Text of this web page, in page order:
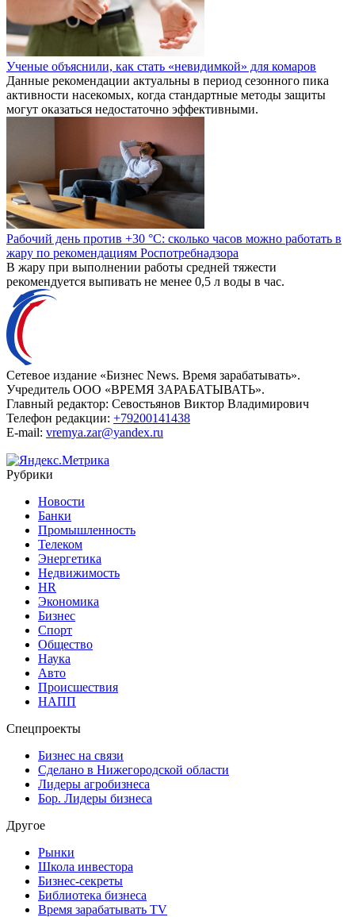
Ученые объяснили, как стать «невидимкой» для комаров
Данные рекомендации актуальны в период сезонного пика
активности насекомых, когда стандартные методы защиты
могут оказаться недостаточно эффективными.
Рабочий день против +30 °C: сколько часов можно работать в
жару по рекомендациям Роспотребнадзора
В жару при выполнении работы средней тяжести
рекомендуется выпивать не менее 0,5 л воды в час.
Сетевое издание «Бизнес News. Время зарабатывать».
Учредитель ООО «ВРЕМЯ ЗАРАБАТЫВАТЬ».
Главный редактор: Севостьянов Виктор Владимирович
Телефон редакции: +79200141438
E-mail: vremya.zar@yandex.ru
Рубрики
Новости
Банки
Промышленность
Телеком
Энергетика
Недвижимость
HR
Экономика
Бизнес
Спорт
Общество
Наука
Авто
Происшествия
НАПП
Спецпроекты
Бизнес на связи
Сделано в Нижегородской области
Лидеры агробизнеса
Бор. Лидеры бизнеса
Другое
Рынки
Школа инвестора
Бизнес-секреты
Библиотека бизнеса
Время зарабатывать TV